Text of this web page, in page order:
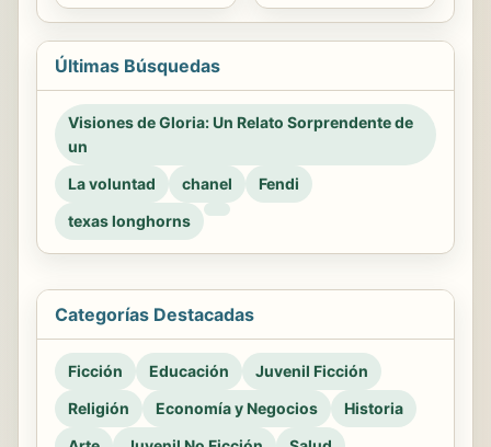
Últimas Búsquedas
Visiones de Gloria: Un Relato Sorprendente de
un
La voluntad
chanel
Fendi
texas longhorns
Categorías Destacadas
Ficción Educación
Juvenil Ficción
Religión
Economía y Negocios
Historia